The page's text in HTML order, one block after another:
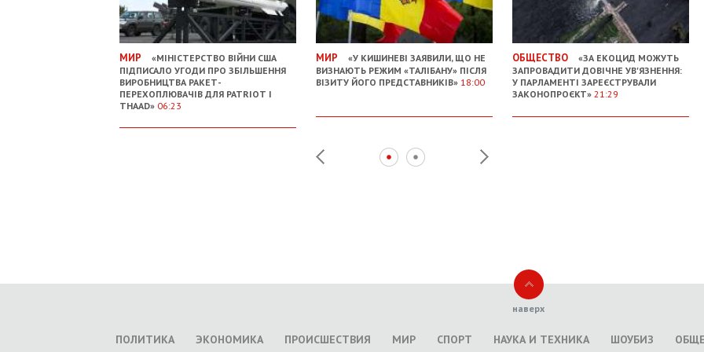
МИР
«МІНІСТЕРСТВО ВІЙНИ США
ПІДПИСАЛО УГОДИ ПРО ЗБІЛЬШЕННЯ
ВИРОБНИЦТВА РАКЕТ-
ПЕРЕХОПЛЮВАЧІВ ДЛЯ PATRIOT І
THAAD» 06:23
МИР
«У КИШИНЕВІ ЗАЯВИЛИ, ЩО НЕ
ВИЗНАЮТЬ РЕЖИМ «ТАЛІБАНУ» ПІСЛЯ
ВІЗИТУ ЙОГО ПРЕДСТАВНИКІВ» 18:00
ОБЩЕСТВО
«ЗА ЕКОЦИД МОЖУТЬ
ЗАПРОВАДИТИ ДОВІЧНЕ УВ'ЯЗНЕННЯ:
У ПАРЛАМЕНТІ ЗАРЕЄСТРУВАЛИ
ЗАКОНОПРОЄКТ» 21:29
наверх
ПОЛИТИКА ЭКОНОМИКА ПРОИСШЕСТВИЯ МИР СПОРТ НАУКА И ТЕХНИКА ШОУБИЗ